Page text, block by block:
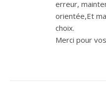
erreur,
orientée,Et
choix.
Merci pour